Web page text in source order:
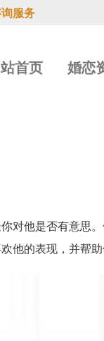
服务
首页 婚恋
对他是否有意思
他的表现，并帮